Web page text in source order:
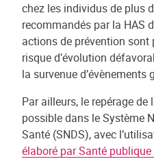
chez les individus de plus
recommandés par la HAS
actions de prévention
risque d’évolution
la survenue d’évènements
Par ailleurs, le repérage
possible dans le Système
Santé (SNDS), avec
élaboré par Santé publique